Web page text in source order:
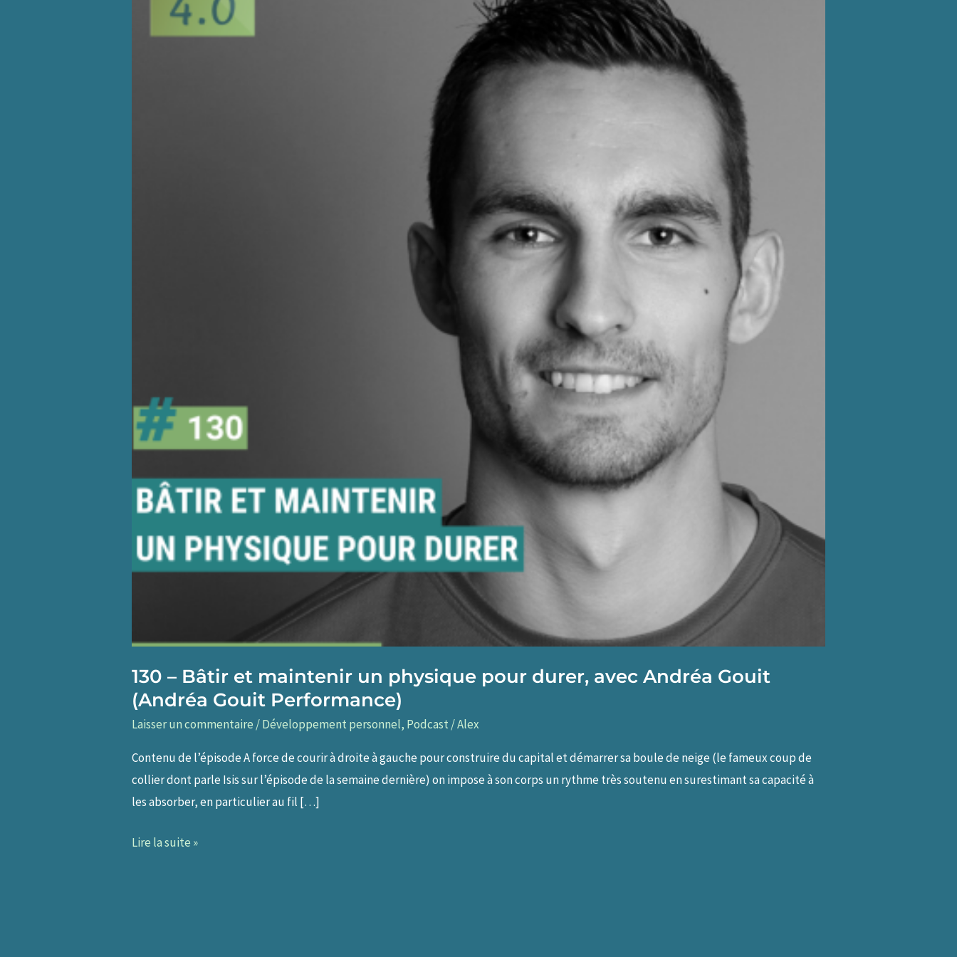
130 – Bâtir et maintenir un physique pour durer, avec Andréa Gouit
(Andréa Gouit Performance)
Laisser un commentaire /Développement personnel, Podcast /Alex
Contenu de l’épisode A force de courir à droite à gauche pour construire du capital et démarrer sa boule de neige (le fameux coup de
collier dont parle Isis sur l’épisode de la semaine dernière) on impose à son corps un rythme très soutenu en surestimant sa capacité à
les absorber, en particulier au fil […]
130
Lire la suite »